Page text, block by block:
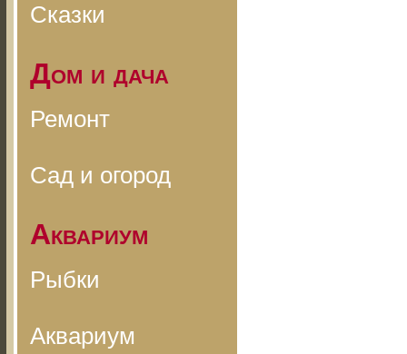
Сказки
Дом и дача
Ремонт
Сад и огород
Аквариум
Рыбки
Аквариум